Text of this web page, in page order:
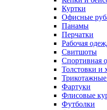
Куртки
Офисные
Панамы
Перчатки
Рабочая
Свитшоты
Спортивная
Толстовки и
Фартуки
Флисовые
Футболки